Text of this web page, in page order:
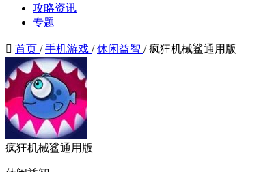
攻略资讯
专题
 首页 / 手机游戏 / 休闲益智 / 疯狂机械鲨通用版
疯狂机械鲨通用版